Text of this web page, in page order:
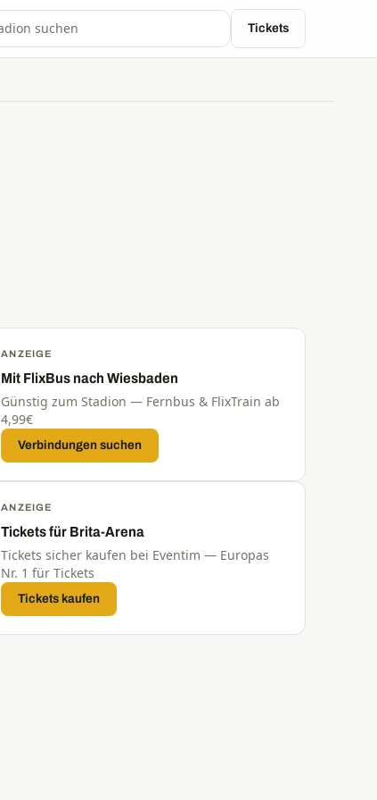
Tickets
ANZEIGE
Mit FlixBus nach Wiesbaden
Günstig zum Stadion — Fernbus & FlixTrain ab
4,99€
Verbindungen suchen
ANZEIGE
Tickets für Brita-Arena
Tickets sicher kaufen bei Eventim — Europas
Nr. 1 für Tickets
Tickets kaufen